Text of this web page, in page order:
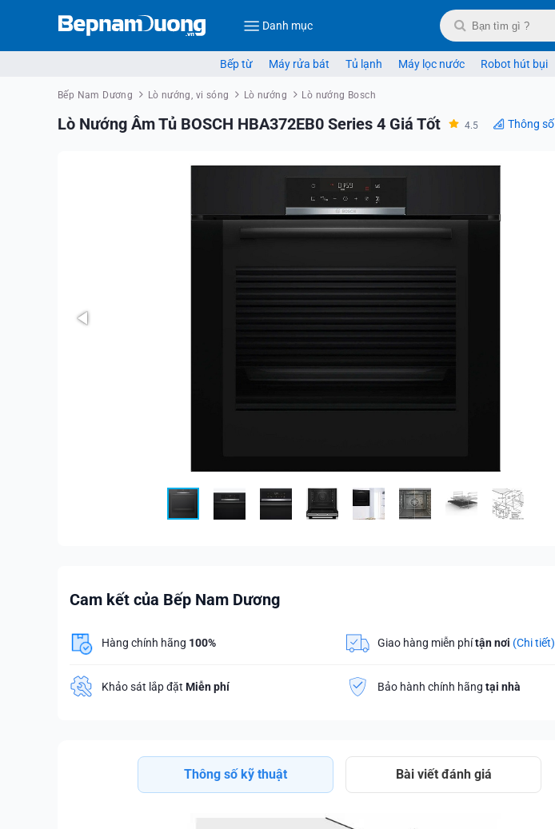
Danh mục
Bếp từ Máy rửa bát Tủ lạnh Máy lọc nước Robot hút bụi
Bếp Nam Dương Lò nướng, vi sóng Lò nướng Lò nướng Bosch
Lò Nướng Âm Tủ BOSCH HBA372EB0 Series 4 Giá Tốt 4.5 Thông số
Cam kết của Bếp Nam Dương
Hàng chính hãng 100% Giao hàng miễn phítận nơi (Chi tiết)
Khảo sát lắp đặt Miễn phí Bảo hành chính hãng tại nhà
Thông số kỹ thuật Bài viết đánh giá